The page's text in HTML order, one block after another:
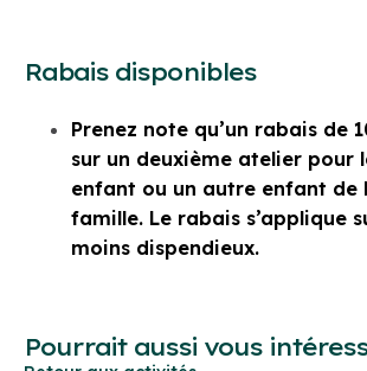
Rabais disponibles
Prenez note qu’un rabais de
sur un deuxième atelier pour
enfant ou un autre enfant de
famille. Le rabais s’applique
moins dispendieux.
Pourrait aussi vous